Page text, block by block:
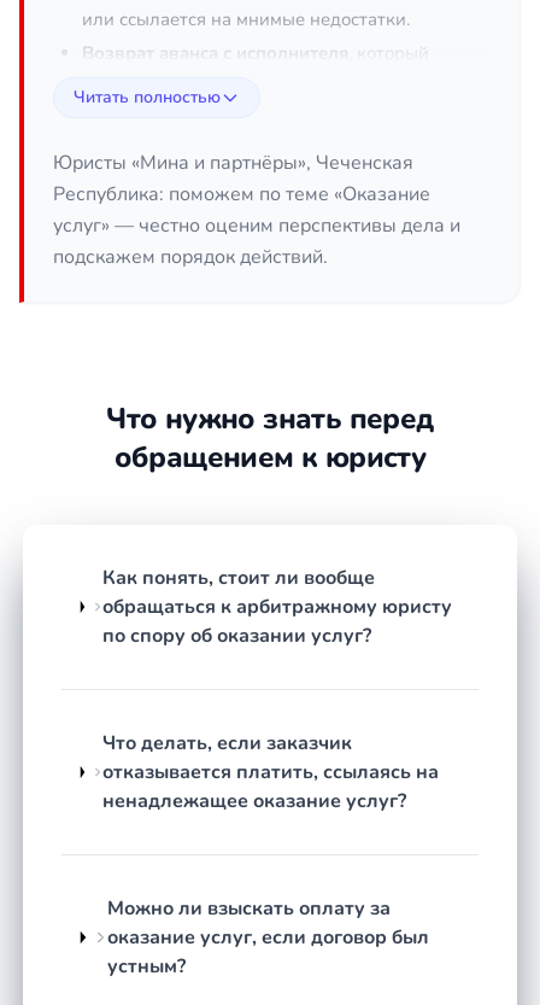
или ссылается на мнимые недостатки.
Возврат аванса с исполнителя , который
Расторжение договора оказания услуг
урегулирование последствий — взаимные
расчёты, компенсация убытков.
Оспаривание одностороннего отказа
ненадлежащем оказании бытовых,
медицинских, образовательных и иных
услуг.
некачественный результат.
Составление и проверка договорадо его
подписания — чтобы исключить условия,
проблемой.
Как строится работа
Честная оценка перспектив.Юрист изучает
ваши документы и обстоятельства дела,
достижим. Если шансы невысоки, вы узнаете
об этом сразу.
Выбор стратегии.
Читать полностью
Юристы «Мина и партнёры», Чеченская
Республика: поможем по теме «Оказание
услуг» — честно оценим перспективы дела и
подскажем порядок действий.
Что нужно знать перед
обращением к юристу
Как понять, стоит ли вообще
обращаться к арбитражному юристу
по спору об оказании услуг?
Что делать, если заказчик
отказывается платить, ссылаясь на
ненадлежащее оказание услуг?
Можно ли взыскать оплату за
оказание услуг, если договор был
устным?